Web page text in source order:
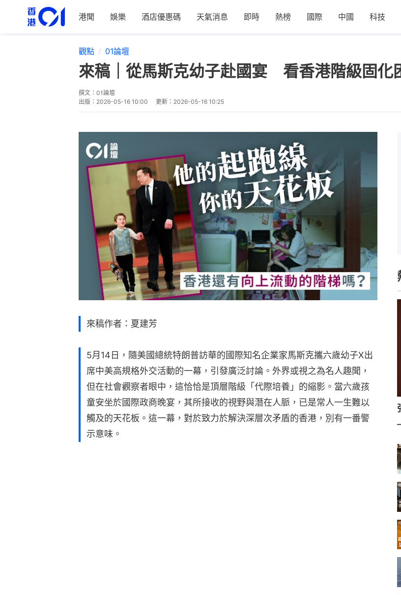
港聞 娛樂 酒店優惠碼 天氣消息 即時 熱榜 國際 中國 科技
觀點 01論壇
來稿｜從馬斯克幼子赴國宴 看香港階級固化
撰文： 01論壇
出版： 2026-05-16 10:00 更新： 2026-05-16 10:25
來稿作者：夏建芳
5月14日，隨美國總統特朗普訪華的國際知名企業家馬斯克攜六歲幼子X出
席中美高規格外交活動的一幕，引發廣泛討論。外界或視之為名人趣聞，
但在社會觀察者眼中，這恰恰是頂層階級「代際培養」的縮影。當六歲孩
童安坐於國際政商晚宴，其所接收的視野與潛在人脈，已是常人一生難以
觸及的天花板。這一幕，對於致力於解決深層次矛盾的香港，別有一番警
示意味。